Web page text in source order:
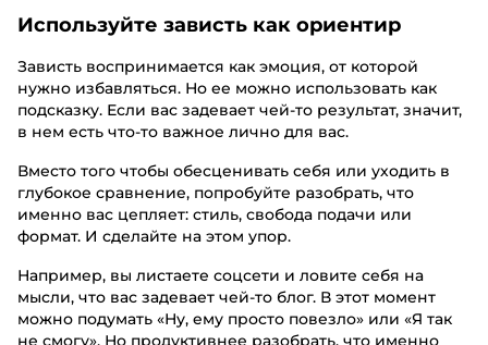
Используйте зависть как ориентир
Зависть воспринимается как эмоция, от которой
нужно избавляться. Но ее можно использовать как
подсказку. Если вас задевает чей-то результат, значит,
в нем есть что-то важное лично для вас.
Вместо того чтобы обесценивать себя или уходить в
глубокое сравнение, попробуйте разобрать, что
именно вас цепляет: стиль, свобода подачи или
формат. И сделайте на этом упор.
Например, вы листаете соцсети и ловите себя на
мысли, что вас задевает чей-то блог. В этот момент
можно подумать «Ну, ему просто повезло» или «Я так
не смогу». Но продуктивнее разобрать, что именно